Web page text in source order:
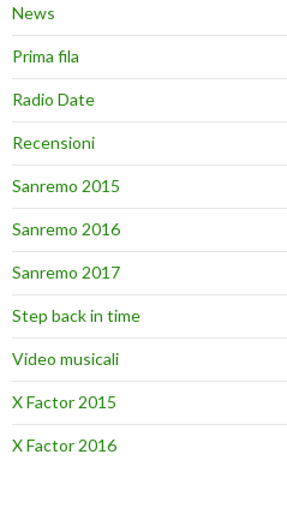
News
Prima fila
Radio Date
Recensioni
Sanremo 2015
Sanremo 2016
Sanremo 2017
Step back in time
Video musicali
X Factor 2015
X Factor 2016